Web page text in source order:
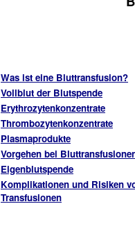
Was ist eine Bluttransfusion?
Vollblut der Blutspende
Erythrozytenkonzentrate
Thrombozytenkonzentrate
Plasmaprodukte
Vorgehen bei
Eigenblutspende
Komplikationen und Risiken
Transfusionen